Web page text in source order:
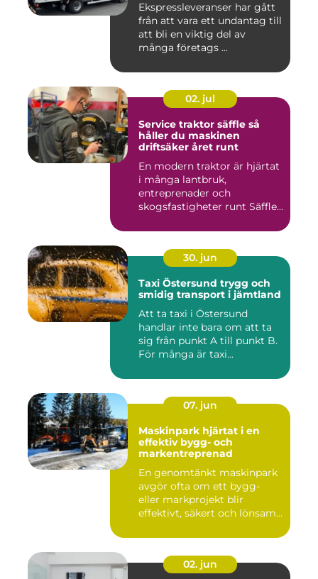
Ekspressleveranser har gått
från att vara ett undantag till
att bli en viktig del av
många företags ...
02. jul
Service traktor säffle så
håller du maskinen
driftsäker året runt
En modern traktor är hjärtat
i många lantbruk,
entreprenader och
skogsfastigheter runt Säffle.
30. jun
Taxi Östersund trygg och
smidig transport i jämtland
Att ta taxi i Östersund
handlar inte bara om att ta
sig från punkt A till punkt B.
För många är taxi...
07. jun
Maskinpark hjärtat i en
effektiv bygg- och
markentreprenad
En genomtänkt maskinpark
avgör ofta om ett bygg-
eller markprojekt blir
effektivt, säkert och lönsam...
02. jun